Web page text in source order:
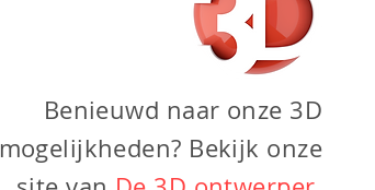
Benieuwd naar onze 3D
mogelijkheden? Bekijk onze